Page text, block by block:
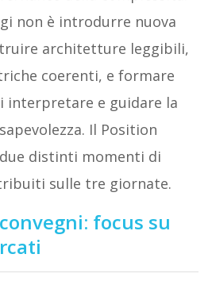
non è introdurre nuova
architetture leggibili,
coerenti, e formare
interpretare e guidare la
Il Position
distinti momenti di
sulle tre giornate.
focus su